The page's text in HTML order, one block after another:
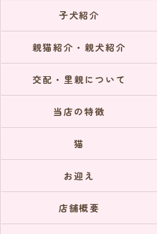
子犬紹介
親猫紹介・親犬紹介
交配・里親について
当店の特徴
猫
お迎え
店舗概要